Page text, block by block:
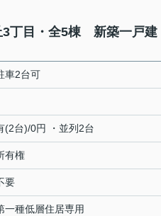
3丁目・全5棟 新築一戸
車2台可
(2台)/0円 ・並列2台
有権
要
一種低層住居専用